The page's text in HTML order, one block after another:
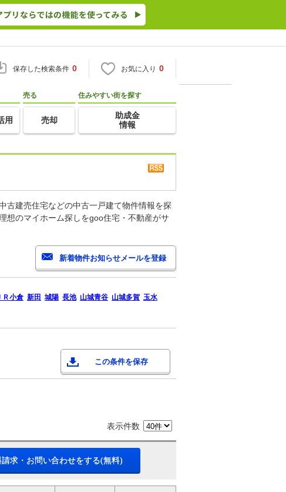
保存した検索条件 0 お気に入り 0
用
売る
売却
住みやすい街を探す
助成金
情報
古建売住宅などの中古一戸建て物件情報を探
想のマイホーム探しをgoo住宅・不動産がサ
Ｒ小倉 新田 城陽 長池 山城青谷 山城多賀 玉水
この条件を保存
表示件数
請求・お問い合わせをする(無料)